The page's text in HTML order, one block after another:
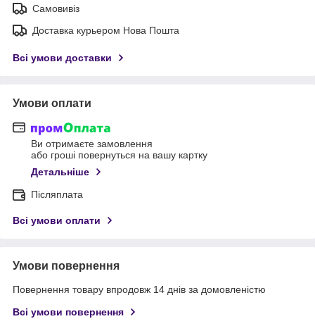
Самовивіз
Доставка курьером Нова Пошта
Всі умови доставки
Умови оплати
Ви отримаєте замовлення
або гроші повернуться на вашу картку
Детальніше
Післяплата
Всі умови оплати
Умови повернення
Повернення товару впродовж 14 днів за домовленістю
Всі умови повернення